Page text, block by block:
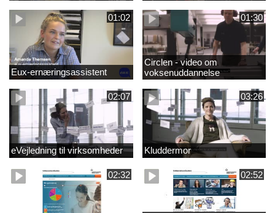
01:02
Eux-ernæringsassistent
01:30
Circlen - video om
voksenuddannelse
02:07
eVejledning til virksomheder
03:26
Kluddermor
02:32 02:52